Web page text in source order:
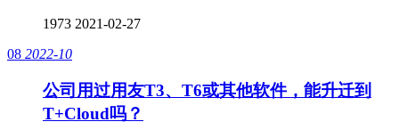
1973 2021-02-27
08 2022-10
公司用过用友T3、T6或其他软件，能升迁到
T+Cloud吗？